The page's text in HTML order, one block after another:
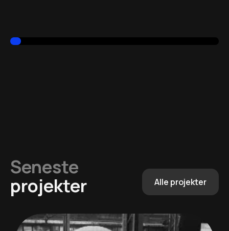
Seneste
projekter
Alle projekter